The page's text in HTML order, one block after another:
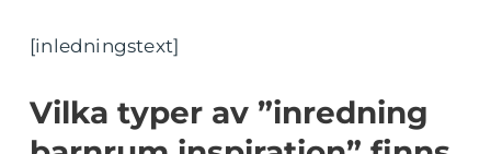
[inledningstext]
Vilka typer av ”inredning